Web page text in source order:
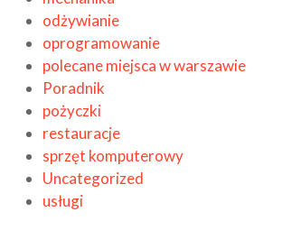
odżywianie
oprogramowanie
polecane miejsca w warszawie
Poradnik
pożyczki
restauracje
sprzęt komputerowy
Uncategorized
usługi